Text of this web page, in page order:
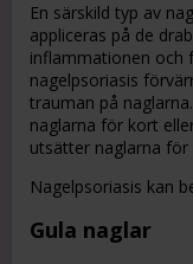
En särskild typ av
appliceras på de
inflammationen och
nagelpsoriasis
trauman på
naglarna för kort
utsätter naglarna för
Nagelpsoriasis kan
Gula naglar